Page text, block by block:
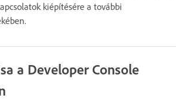
kiépítésére a további
a Developer Console